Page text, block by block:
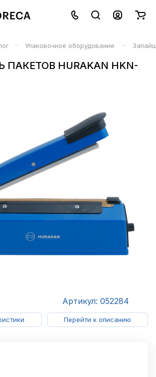
– Упаковочное оборудование –
HURAKAN HKN-
Артикул: 052284
Перейти к описанию